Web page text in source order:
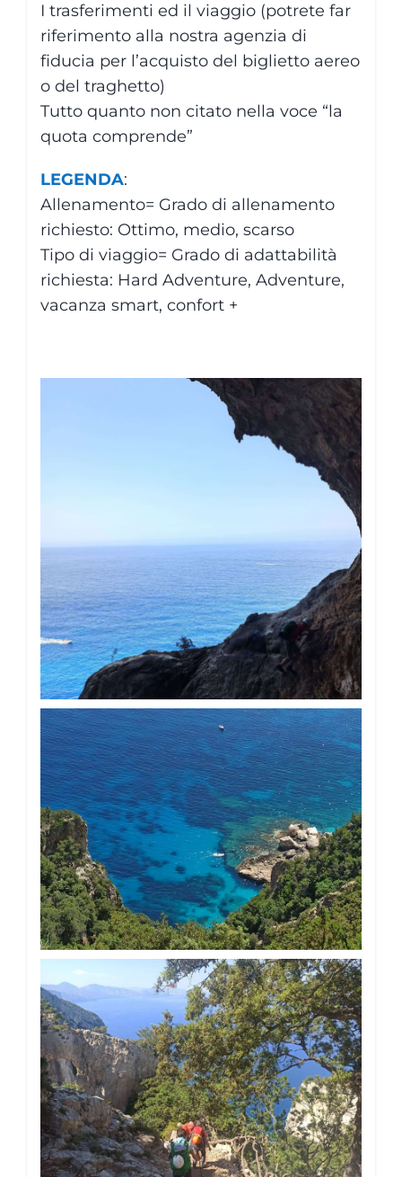
I trasferimenti ed il viaggio (potrete far
riferimento alla nostra agenzia di
fiducia per l’acquisto del biglietto aereo
o del traghetto)
Tutto quanto non citato nella voce “la
quota comprende”
LEGENDA:
Allenamento= Grado di allenamento
richiesto: Ottimo, medio, scarso
Tipo di viaggio= Grado di adattabilità
richiesta: Hard Adventure, Adventure,
vacanza smart, confort +